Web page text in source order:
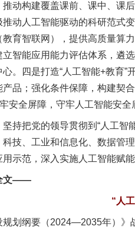
动构建覆盖课前、课中、课
动人工智能驱动的科研范式
育智联网），提供高质量算
智能应用能力评估体系，遴
。四是打造“人工智能+教育
品；强化条件保障，构建契
安全屏障，守牢人工智能安全
把党的领导贯彻到“人工智
技、工业和信息化、数据管
示范，深入实施人工智能赋
文——
“人
纲要（2024—2035年）》战